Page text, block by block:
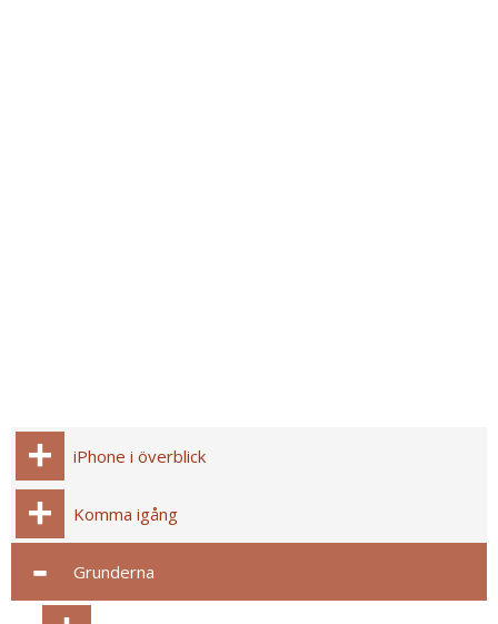
iPhone i överblick
Komma igång
Grunderna